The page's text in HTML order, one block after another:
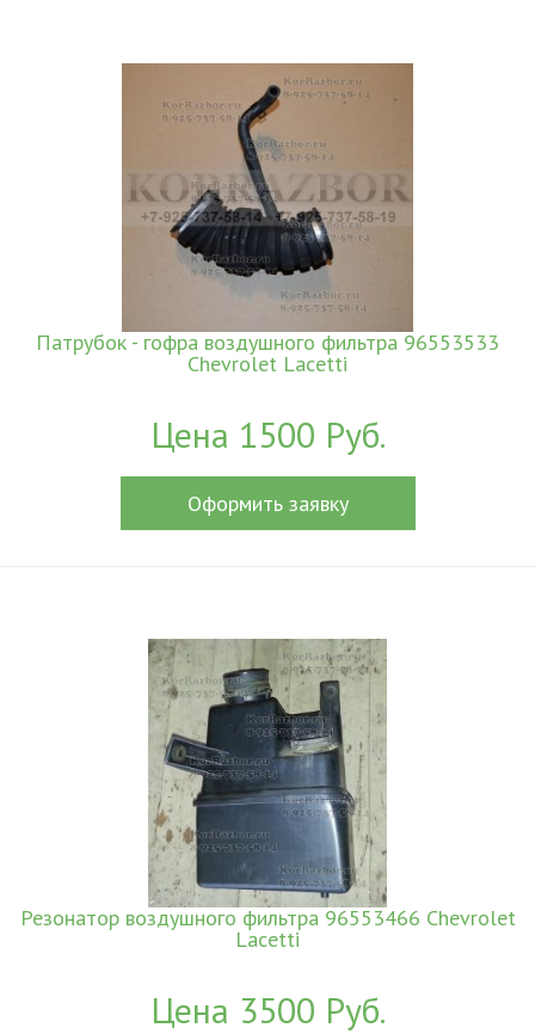
Патрубок - гофра воздушного фильтра 96553533
Chevrolet Lacetti
Цена 1500 Руб.
Оформить заявку
Резонатор воздушного фильтра 96553466 Chevrolet
Lacetti
Цена 3500 Руб.